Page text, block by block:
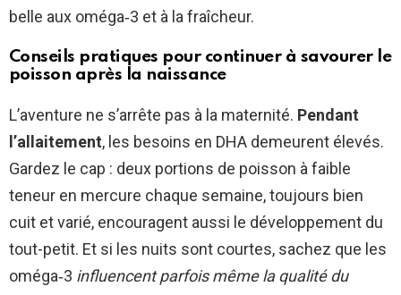
belle aux oméga‑3 et à la fraîcheur.
Conseils pratiques pour continuer à savourer le
poisson après la naissance
L’aventure ne s’arrête pas à la maternité. Pendant
l’allaitement, les besoins en DHA demeurent élevés.
Gardez le cap : deux portions de poisson à faible
teneur en mercure chaque semaine, toujours bien
cuit et varié, encouragent aussi le développement du
tout-petit. Et si les nuits sont courtes, sachez que les
oméga‑3 influencent parfois même la qualité du